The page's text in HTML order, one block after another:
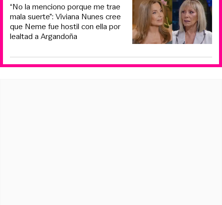
“No la menciono porque me trae
mala suerte”: Viviana Nunes cree
que Neme fue hostil con ella por
lealtad a Argandoña